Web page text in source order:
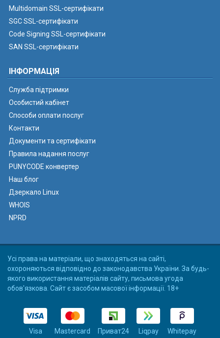
Multidomain SSL-сертифікати
SGC SSL-сертифікати
Code Signing SSL-сертифікати
SAN SSL-сертифікати
ІНФОРМАЦІЯ
Служба підтримки
Особистий кабінет
Способи оплати послуг
Контакти
Документи та сертифікати
Правила надання послуг
PUNYCODE конвертер
Наш блог
Дзеркало Linux
WHOIS
NPRD
Усі права на матеріали, що знаходяться на сайті,
охороняються відповідно до законодавства України. За будь-
якого використання матеріалів сайту, письмова угода
обов'язкова. Сайт є засобом масової інформації. 18+
Visa Mastercard Приват24 Liqpay Whitepay